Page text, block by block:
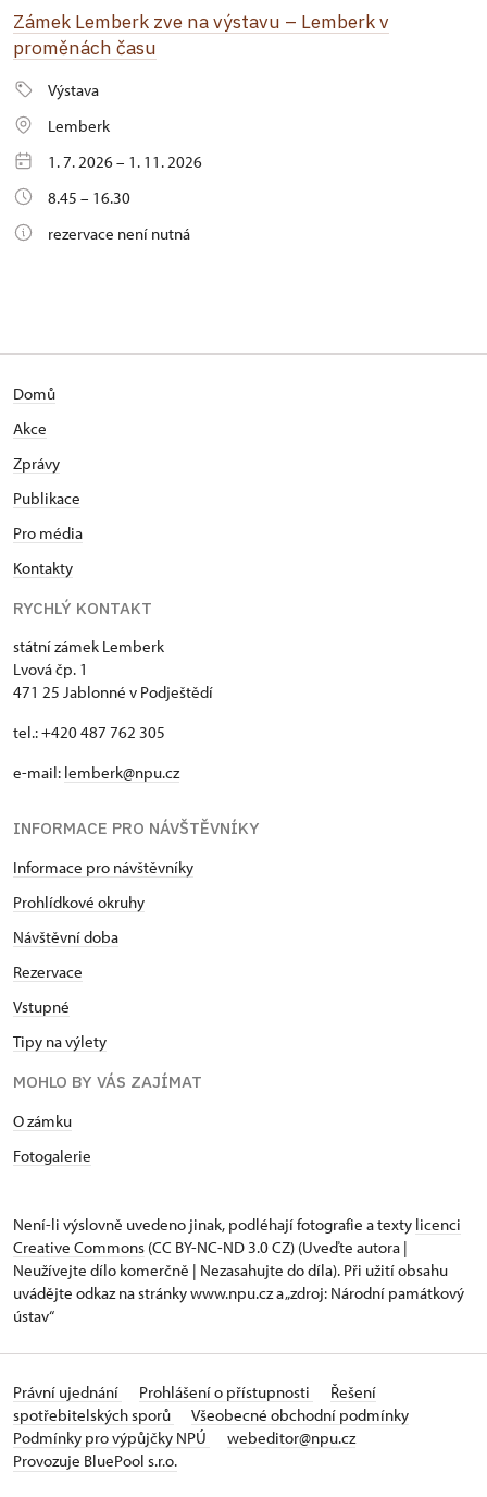
Zámek Lemberk zve na výstavu – Lemberk v
proměnách času
Výstava
Lemberk
1. 7. 2026 – 1. 11. 2026
8.45 – 16.30
rezervace není nutná
Domů
Akce
Zprávy
Publikace
Pro média
Kontakty
RYCHLÝ KONTAKT
státní zámek Lemberk
Lvová čp. 1
471 25 Jablonné v Podještědí
tel.: +420 487 762 305
e-mail: lemberk@npu.cz
INFORMACE PRO NÁVŠTĚVNÍKY
Informace pro návštěvníky
Prohlídkové okruhy
Návštěvní doba
Rezervace
Vstupné
Tipy na výlety
MOHLO BY VÁS ZAJÍMAT
O zámku
Fotogalerie
Není-li výslovně uvedeno jinak, podléhají fotografie a texty licenci
Creative Commons (CC BY-NC-ND 3.0 CZ) (Uveďte autora |
Neužívejte dílo komerčně | Nezasahujte do díla). Při užití obsahu
uvádějte odkaz na stránky www.npu.cz a „zdroj: Národní památkový
ústav“
Právní ujednání Prohlášení o přístupnosti
Řešení
spotřebitelských sporů
Všeobecné obchodní podmínky
Podmínky pro výpůjčky NPÚ
webeditor@npu.cz
Provozuje BluePool s.r.o.